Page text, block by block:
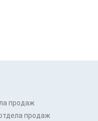
продаж
продаж